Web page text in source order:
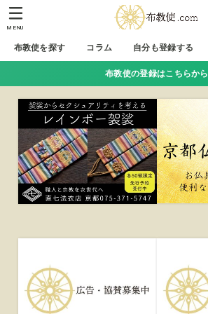
布教使を探す コラム 自分も登録する
MENU
布教使の登録はこちらから